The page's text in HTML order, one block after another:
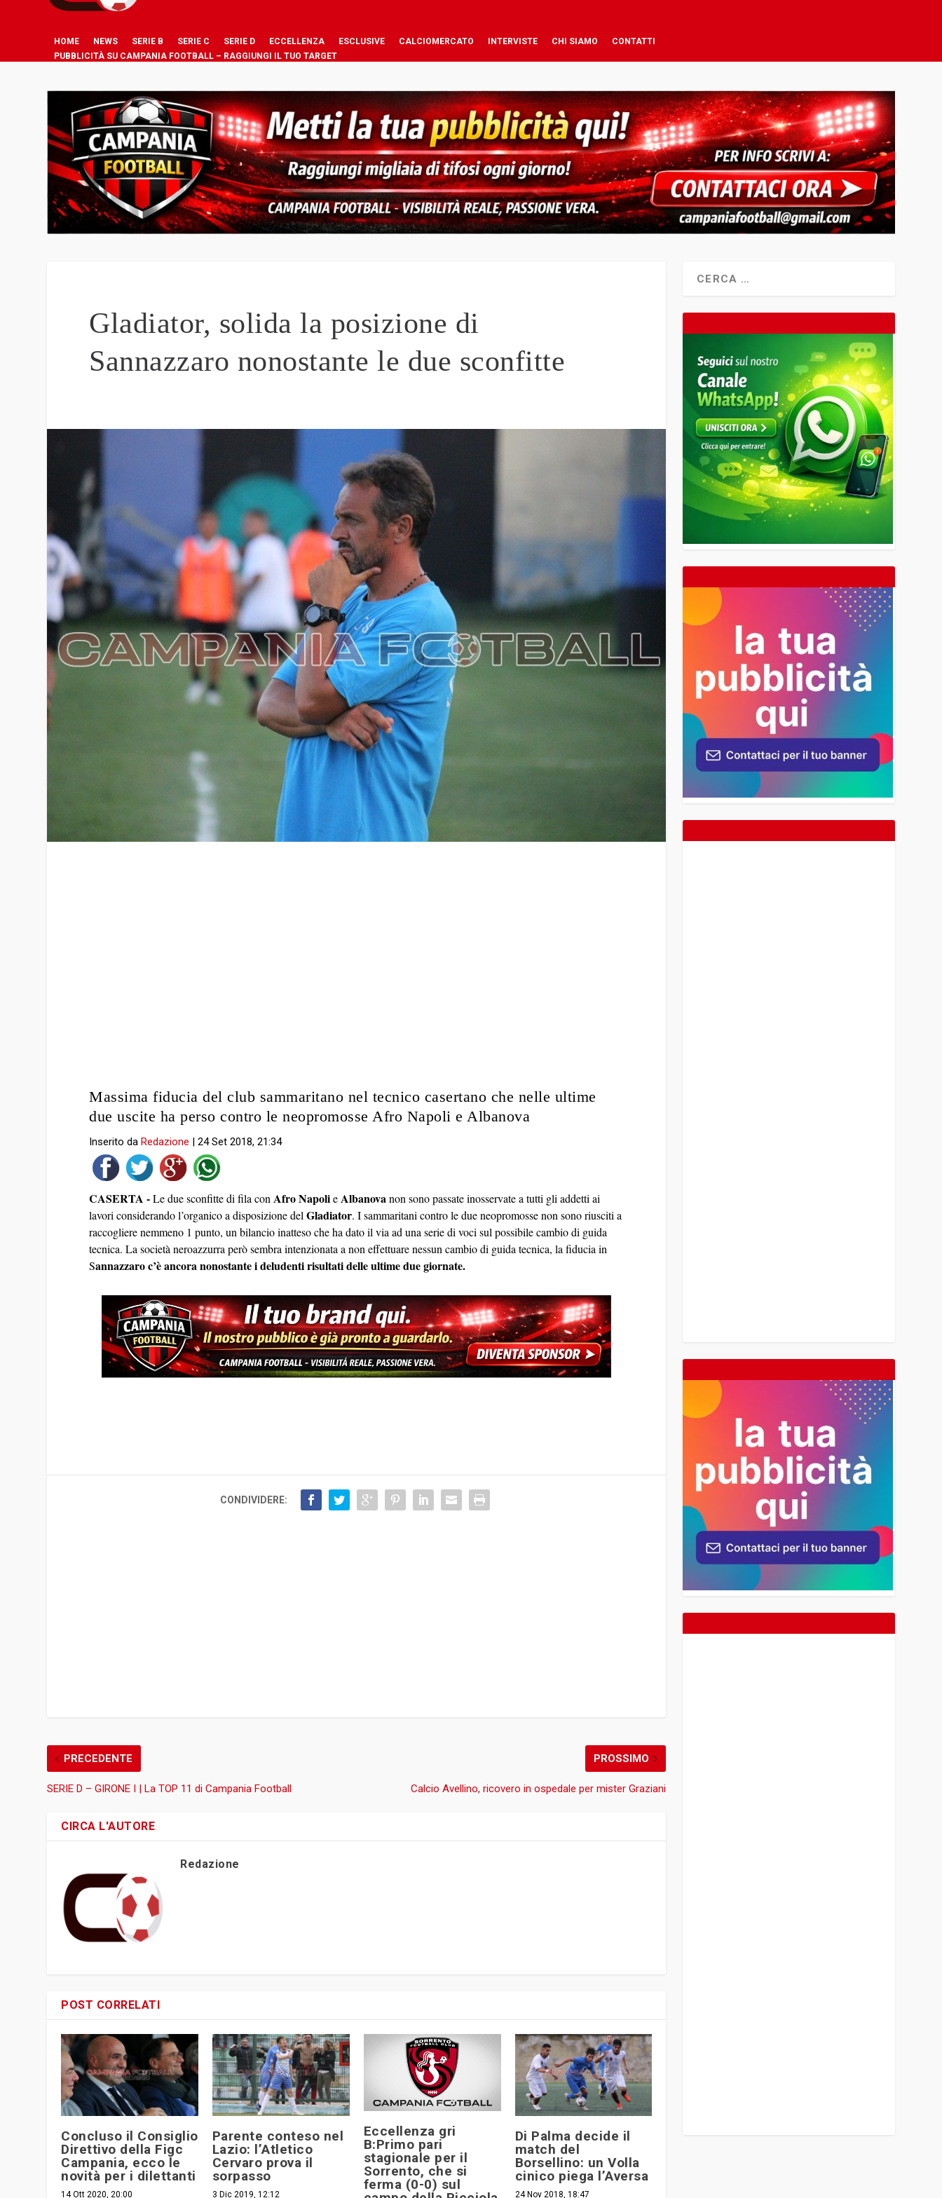
HOME NEWS SERIE B SERIE C SERIE D ECCELLENZA ESCLUSIVE CALCIOMERCATO INTERVISTE CHI SIAMO
CONTATTI
PUBBLICITÀ SU CAMPANIA FOOTBALL – RAGGIUNGI IL TUO TARGET
Gladiator, solida la posizione di
Sannazzaro nonostante le due sconfitte
Massima fiducia del club sammaritano nel tecnico casertano che nelle ultime
due uscite ha perso contro le neopromosse Afro Napoli e Albanova
Inserito daRedazione |24 Set 2018, 21:34
CASERTA -Le due sconfitte di fila con Afro NapolieAlbanovanon sono passate inosservate a tutti gli addetti ai
lavori considerando l’organico a disposizione delGladiator. I sammaritani contro le due neopromosse non sono riusciti a
raccogliere nemmeno 1 punto, un bilancio inatteso che ha dato il via ad una serie di voci sul possibile cambio di guida
tecnica. La società neroazzurra però sembra intenzionata a non effettuare nessun cambio di guida tecnica, la fiducia in
Sannazzaro c’è ancora nonostante i deludenti risultati delle ultime due giornate.
CONDIVIDERE:
PRECEDENTE
SERIE D – GIRONE I | La TOP 11 di Campania Football
PROSSIMO
Calcio Avellino, ricovero in ospedale per mister Graziani
CIRCA L'AUTORE
Redazione
POST CORRELATI
Concluso il Consiglio
Direttivo della Figc
Campania, ecco le
novità per i dilettanti
14 Ott 2020, 20:00
Parente conteso nel
Lazio: l’Atletico
Cervaro prova il
sorpasso
3 Dic 2019, 12:12
Eccellenza gri
B:Primo pari
stagionale per il
Sorrento, che si
ferma (0-0) sul
Di Palma decide il
match del
Borsellino: un Volla
cinico piega l’Aversa
24 Nov 2018, 18:47